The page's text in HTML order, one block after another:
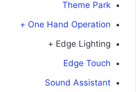
Theme Park
One Hand Operation +
Edge Lighting +
Edge Touch
Sound Assistant